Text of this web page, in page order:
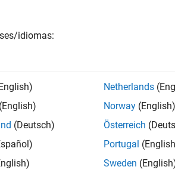
idiomas:
(English)
(Deutsch)
Netherlands
Norway (English)
Österreich
Portugal
Sweden